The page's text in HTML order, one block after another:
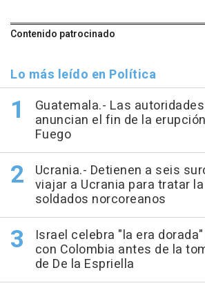
Contenido patrocinado
Lo más leído en Política
Guatemala.- Las
anuncian el fin de la
Fuego
Ucrania.- Detienen a seis
viajar a Ucrania para tratar
soldados norcoreanos
Israel celebra "la era
con Colombia antes de la
de De la Espriella